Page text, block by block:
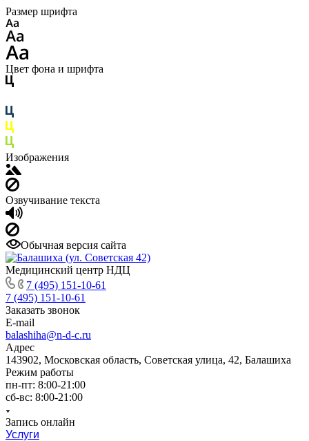
Размер шрифта
Цвет фона и шрифта
Изображения
Озвучивание текста
Обычная версия сайта
Медицинский центр НДЦ
7 (495) 151-10-61
7 (495) 151-10-61
Заказать звонок
E-mail
balashiha@n-d-c.ru
Адрес
143902, Московская область, Советская улица, 42, Балашиха
Режим работы
пн-пт: 8:00-21:00
сб-вс: 8:00-21:00
Запись онлайн
Услуги